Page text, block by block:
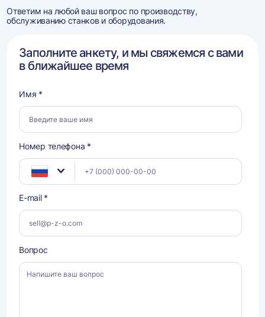
Ответим на любой ваш вопрос по производству,
обслуживанию станков и оборудования.
Заполните анкету, и мы свяжемся с вами
в ближайшее время
Имя *
Номер телефона *
E-mail *
Вопрос